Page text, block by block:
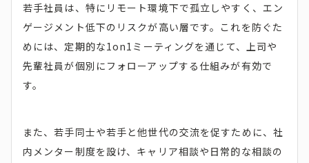
若手社員は、特にリモート環境下で孤立しやすく、エン
ゲージメント低下のリスクが高い層です。これを防ぐた
めには、定期的な1on1ミーティングを通じて、上司や
先輩社員が個別にフォローアップする仕組みが有効で
す。
また、若手同士や若手と他世代の交流を促すために、社
内メンター制度を設け、キャリア相談や日常的な相談の